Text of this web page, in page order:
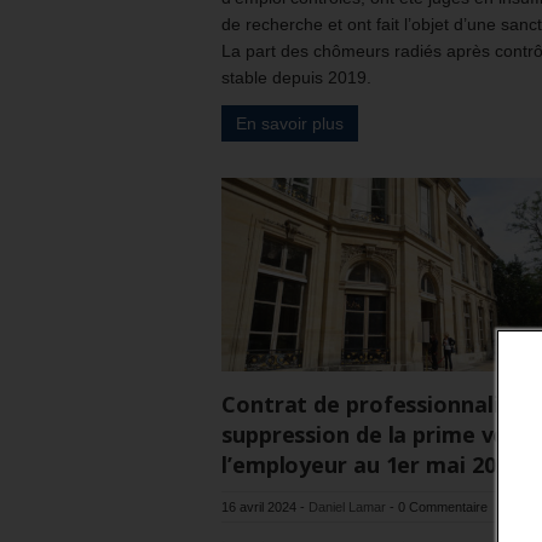
de recherche et ont fait l’objet d’une
La part des chômeurs radiés après
stable depuis 2019.
En savoir plus
Contrat de
suppression de la prime
l’employeur au 1er mai 2024
16 avril 2024 - Daniel Lamar - 0 Commentaire